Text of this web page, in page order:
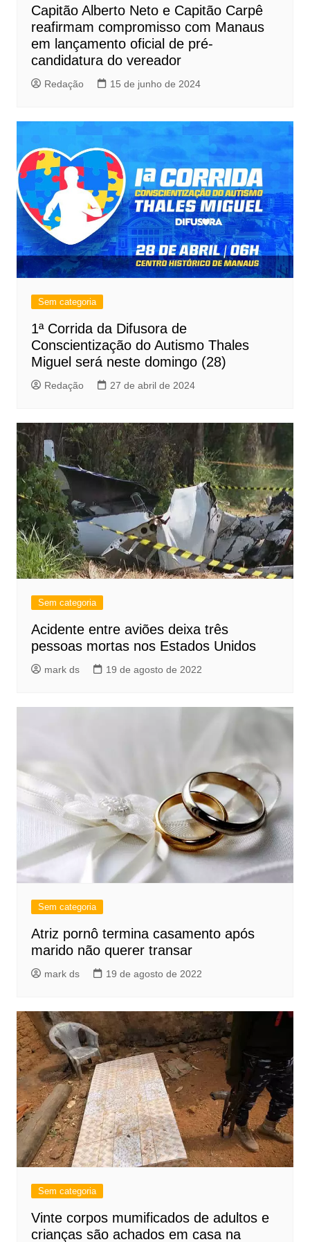
Capitão Alberto Neto e Capitão Carpê
reafirmam compromisso com Manaus
em lançamento oficial de pré-
candidatura do vereador
Redação 15 de junho de 2024
Sem categoria
1ª Corrida da Difusora de
Conscientização do Autismo Thales
Miguel será neste domingo (28)
Redação 27 de abril de 2024
Sem categoria
Acidente entre aviões deixa três
pessoas mortas nos Estados Unidos
mark ds 19 de agosto de 2022
Sem categoria
Atriz pornô termina casamento após
marido não querer transar
mark ds 19 de agosto de 2022
Sem categoria
Vinte corpos mumificados de adultos e
crianças são achados em casa na